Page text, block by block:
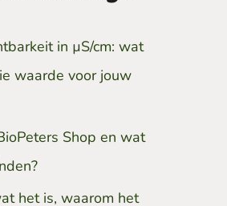
in µS/cm: wat
waarde voor jouw
Shop en wat
het is, waarom het